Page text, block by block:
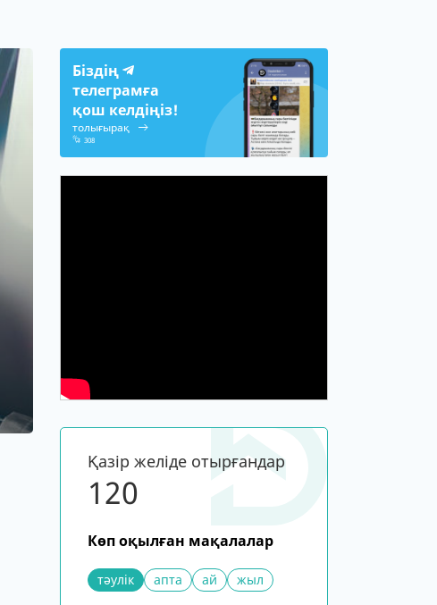
Біздің
телеграмға
қош келдіңіз!
толығырақ
308
Қазір желіде отырғандар
120
Көп оқылған мақалалар
тәулік апта ай жыл